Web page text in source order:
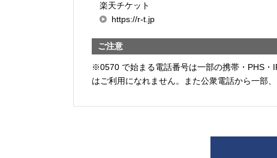
楽天チケット
https://r-t.jp
ご注意
※0570 で始まる電話番号は一部の携帯・PHS・
はご利用になれません。また公衆電話から一部